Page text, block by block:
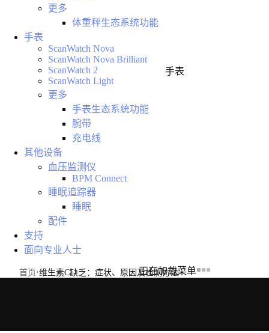
手表
正在加载菜单
更多
体重秤生态系统功能
手表
ScanWatch Nova
ScanWatch Nova Brilliant
ScanWatch 2
ScanWatch Light
更多
手表生态系统功能
腕带
充电线
其他设备
血压监测仪
BPM Connect
睡眠追踪器
睡眠
配件
支持
面向专业人士
首页 维生素C缺乏：症状、原因及检测方法